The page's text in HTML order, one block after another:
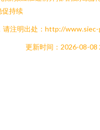
促持续
请注明出处：http://
更新时间：2026-08-08